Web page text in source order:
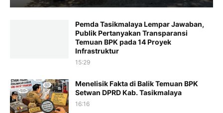
Pemda Tasikmalaya Lempar Jawaban,
Publik Pertanyakan Transparansi
Temuan BPK pada 14 Proyek
Infrastruktur
15:29
Menelisik Fakta di Balik Temuan BPK
Setwan DPRD Kab. Tasikmalaya
16:16